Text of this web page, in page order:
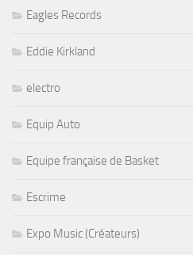
Eagles Records
Eddie Kirkland
electro
Equip Auto
Equipe française de Basket
Escrime
Expo Music (Créateurs)